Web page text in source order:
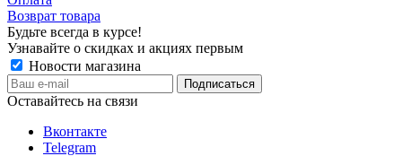
Возврат товара
Будьте всегда в курсе!
Узнавайте о скидках и акциях первым
Новости магазина
Оставайтесь на связи
Вконтакте
Telegram